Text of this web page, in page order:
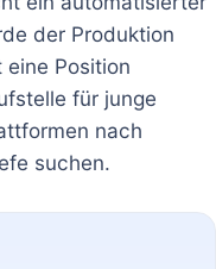
der Produktion
Position
für junge
nach
suchen.